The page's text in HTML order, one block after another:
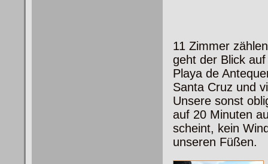
11 Zimmer
geht der Blick
Playa de
Santa Cruz und
Unsere sonst
auf 20 Minuten
scheint, kein
unseren Füßen.